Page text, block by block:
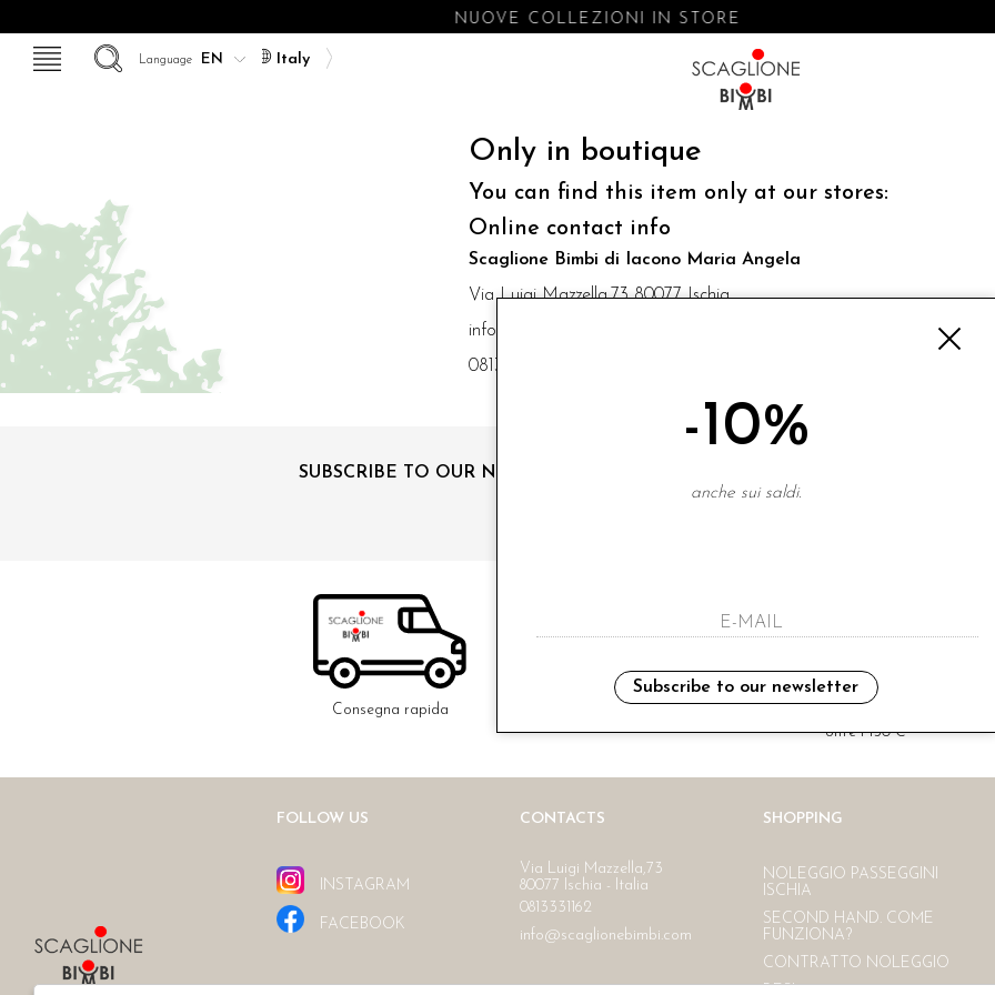
NUOVE COLLEZIONI IN STORE
Italy
Language
Only in boutique
You can find this item only at our stores:
Online contact info
Scaglione Bimbi di Iacono Maria Angela
Via Luigi Mazzella,73 80077 Ischia
info@scaglionebimbi.com
0813331162
SUBSCRIBE TO OUR NEWSLETTER
Consegna rapida
oltre i 150 €
FOLLOW US
INSTAGRAM
FACEBOOK
CONTACTS
Via Luigi Mazzella,73
80077 Ischia - Italia
0813331162
info@scaglionebimbi.com
SHOPPING
NOLEGGIO PASSEGGINI
ISCHIA
SECOND HAND. COME
FUNZIONA?
CONTRATTO NOLEGGIO
-10%
anche sui saldi.
Subscribe to our newsletter